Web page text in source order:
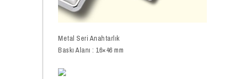
Metal Seri Anahtarlık
Baskı Alanı : 16×46 mm